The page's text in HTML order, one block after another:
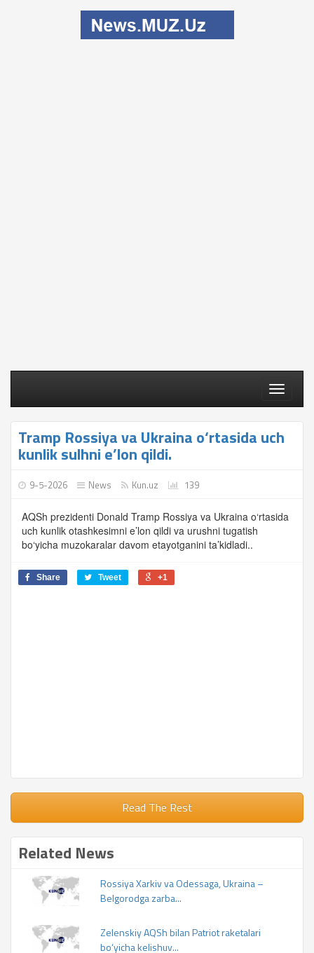
Toggle
Tramp Rossiya va Ukraina o‘rtasida uch
kunlik sulhni e’lon qildi.
9-5-2026 News Kun.uz 139
AQSh prezidenti Donald Tramp Rossiya va Ukraina o‘rtasida
uch kunlik otashkesimni e’lon qildi va urushni tugatish
bo‘yicha muzokaralar davom etayotganini ta’kidladi..
Share Tweet +1
Read The Rest
Related News
Rossiya Xarkiv va Odessaga, Ukraina –
Belgorodga zarba...
Zelenskiy AQSh bilan Patriot raketalari
bo‘yicha kelishuv...